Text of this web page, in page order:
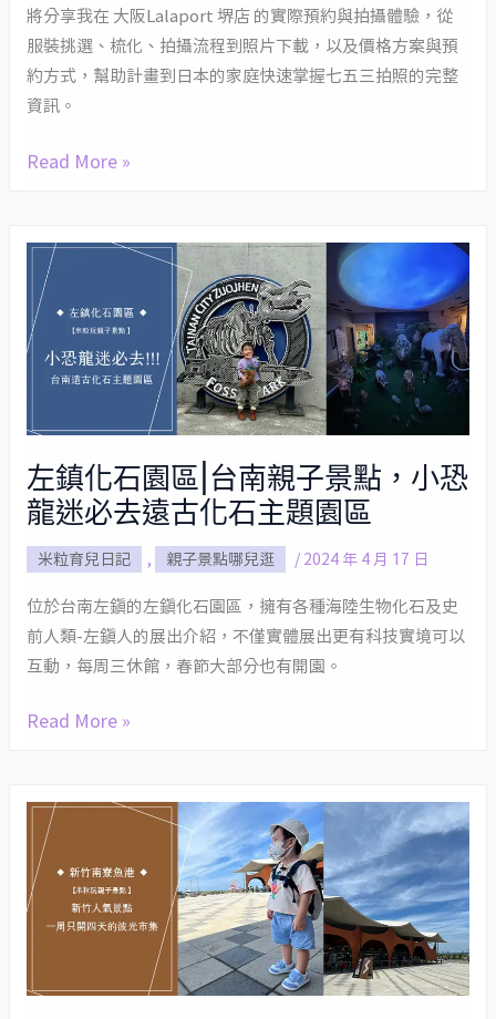
將分享我在 大阪Lalaport 堺店 的實際預約與拍攝體驗，從
服裝挑選、梳化、拍攝流程到照片下載，以及價格方案與預
約方式，幫助計畫到日本的家庭快速掌握七五三拍照的完整
資訊。
驗
分
享
Read More »
左鎮化石園區|台南親子景點，小恐
龍迷必去遠古化石主題園區
米粒育兒日記 親子景點哪兒逛 / 2024 年 4 月 17 日
位於台南左鎮的左鎮化石園區，擁有各種海陸生物化石及史
前人類-左鎮人的展出介紹，不僅實體展出更有科技實境可以
互動，每周三休館，春節大部分也有開園。
鎮
化
石
南
親
景
點，
小
恐
迷
古
化
石
園
Read More »
寮
漁
港-